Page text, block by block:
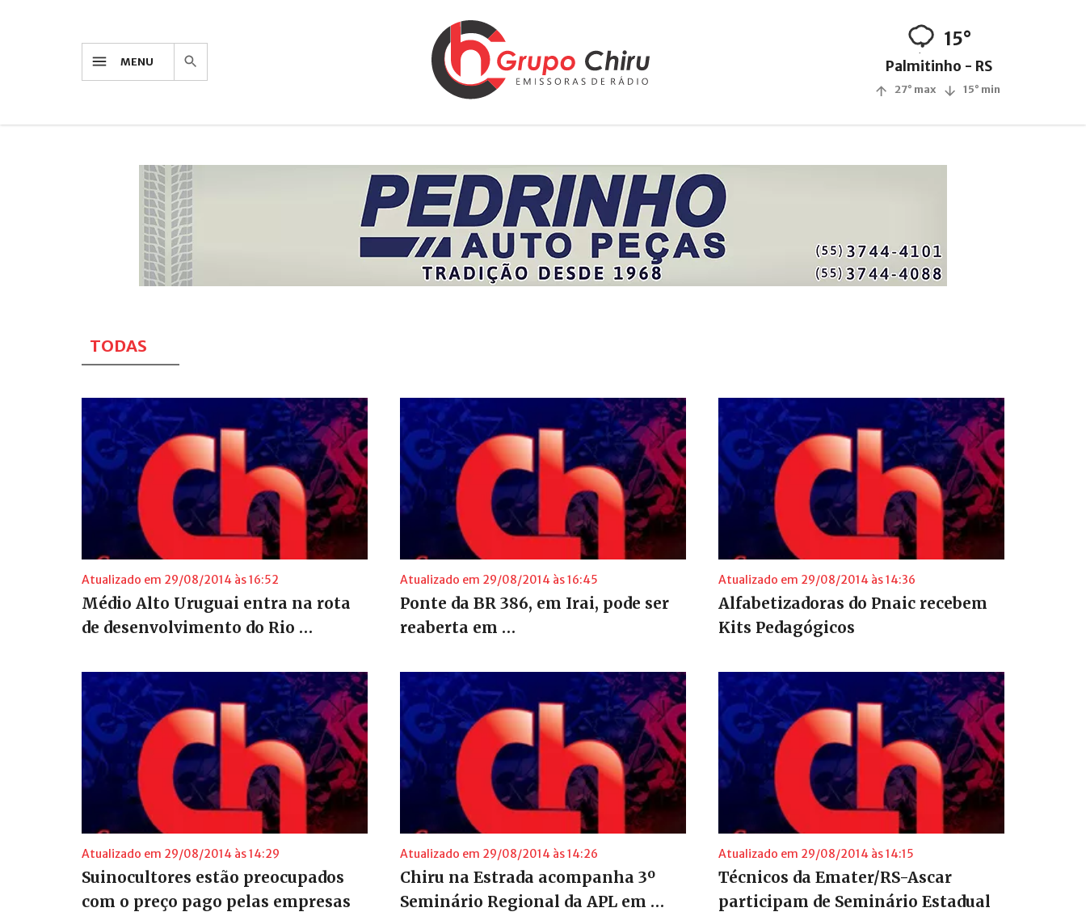
MENU
15°
Palmitinho - RS
27° max 15° min
TODAS
Atualizado em 29/08/2014 às 16:52
Médio Alto Uruguai entra na rota
de desenvolvimento do Rio …
Atualizado em 29/08/2014 às 16:45
Ponte da BR 386, em Irai, pode ser
reaberta em …
Atualizado em 29/08/2014 às 14:36
Alfabetizadoras do Pnaic recebem
Kits Pedagógicos
Atualizado em 29/08/2014 às 14:29
Suinocultores estão preocupados
com o preço pago pelas empresas
Atualizado em 29/08/2014 às 14:26
Chiru na Estrada acompanha 3º
Seminário Regional da APL em …
Atualizado em 29/08/2014 às 14:15
Técnicos da Emater/RS-Ascar
participam de Seminário Estadual